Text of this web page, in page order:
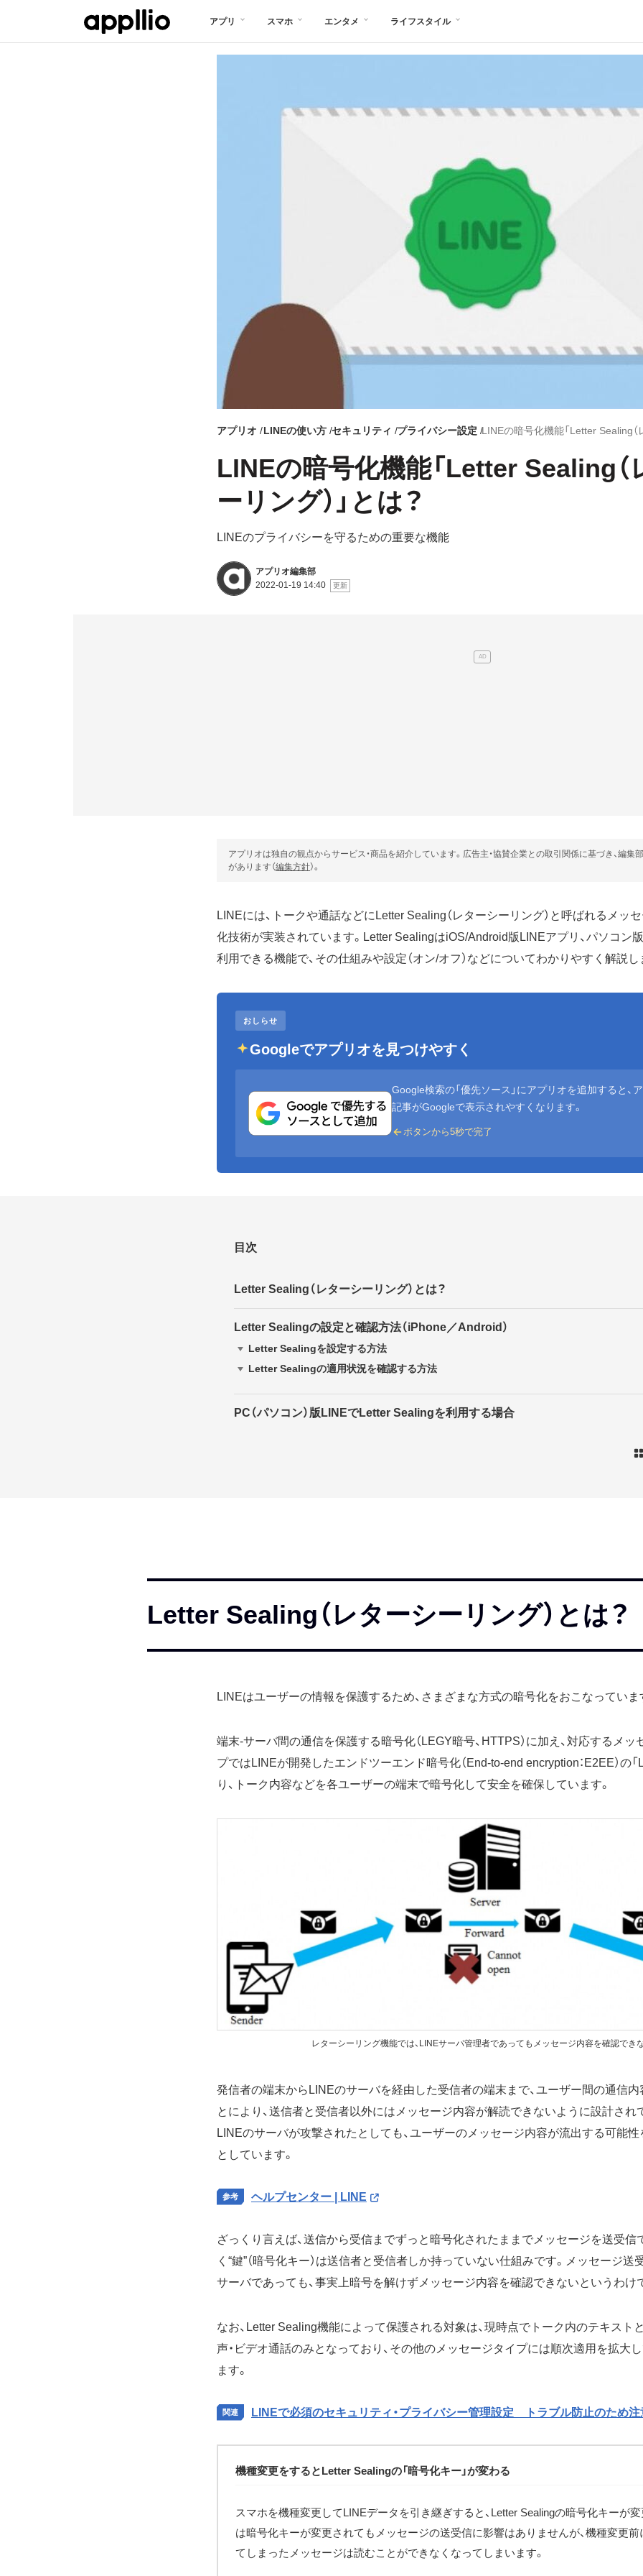
アプリ スマホ エンタメ ライフスタイル
アプリオ LINEの使い方 セキュリティ プライバシー設定
LINEの暗号化機能「Letter Sealing（
ーリング）」とは？
LINEのプライバシーを守るための重要な機能
アプリオ編集部
2022-01-19 14:40
アプリオは独自の観点からサービス・商品を紹介しています。広告主・協賛企業との取引関係に基づき、編集
があります（編集方針）。
LINEには、トークや通話などにLetter Sealing（レターシーリング）と呼ばれるメッ
化技術が実装されています。Letter SealingはiOS/Android版LINEアプリ、パソコン版
利用できる機能で、その仕組みや設定（オン/オフ）などについてわかりやすく解説し
おしらせ
Googleでアプリオを見つけやすく
Google検索の「優先ソース」にアプリオを追加すると、
記事がGoogleで表示されやすくなります。
ボタンから5秒で完了
目次
Letter Sealing（レターシーリング）とは？
Letter Sealingの設定と確認方法（iPhone／Android）
Letter Sealingを設定する方法
Letter Sealingの適用状況を確認する方法
PC（パソコン）版LINEでLetter Sealingを利用する場合
Letter Sealing（レターシーリング）とは？
LINEはユーザーの情報を保護するため、さまざまな方式の暗号化をおこなっていま
端末-サーバ間の通信を保護する暗号化（LEGY暗号、HTTPS）に加え、対応するメッ
プではLINEが開発したエンドツーエンド暗号化（End-to-end encryption：E2EE）の「
り、トーク内容などを各ユーザーの端末で暗号化して安全を確保しています。
レターシーリング機能では、LINEサーバ管理者であってもメッセージ内容を確認でき
発信者の端末からLINEのサーバを経由した受信者の端末まで、ユーザー間の通信内
とにより、送信者と受信者以外にはメッセージ内容が解読できないように設計され
LINEのサーバが攻撃されたとしても、ユーザーのメッセージ内容が流出する可能
としています。
ヘルプセンター | LINE
ざっくり言えば、送信から受信までずっと暗号化されたままでメッセージを送受信
く“鍵”（暗号化キー）は送信者と受信者しか持っていない仕組みです。メッセージ送
サーバであっても、事実上暗号を解けずメッセージ内容を確認できないというわけ
なお、Letter Sealing機能によって保護される対象は、現時点でトーク内のテキスト
声・ビデオ通話のみとなっており、その他のメッセージタイプには順次適用を拡大
ます。
LINEで必須のセキュリティ・プライバシー管理設定 トラブル防止のため
機種変更をするとLetter Sealingの「暗号化キー」が変わる
スマホを機種変更してLINEデータを引き継ぎすると、Letter Sealingの暗号化キーが変
は暗号化キーが変更されてもメッセージの送受信に影響はありませんが、機種変更
てしまったメッセージは読むことができなくなってしまいます。